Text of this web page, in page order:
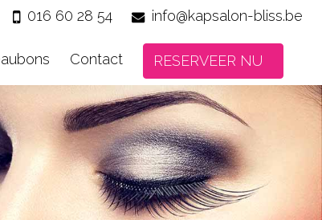
info@kapsalon-bliss.be
016 60 28 54
Contact RESERVEER NU